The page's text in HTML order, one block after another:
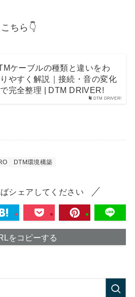
ちら👇
DTM DRIVER!
ケーブルの種類と違いをわ
やすく解説｜接続・音の変化
で完全整理 | DTM DRIVER!
DTM環境構築
シェアしてください
をコピーする